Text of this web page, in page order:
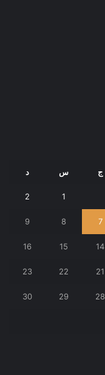
ج س د
1
2
7
8
9
14
15
16
21
22
23
28
29
30